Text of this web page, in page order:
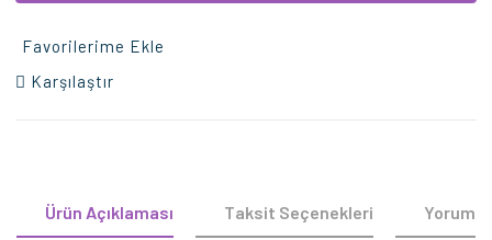
Favorilerime Ekle
Karşılaştır
Ürün Açıklaması Taksit Seçenekleri